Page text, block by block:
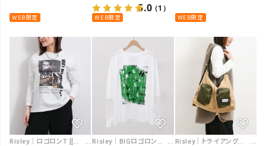
WEB限定
5.0（1）
WEB限定 WEB限定
Risley｜ロゴロンT [[R2601-PLT915]][F] Risley｜BIGロゴロンT [[R2601-BLT925]][F] Risley｜トライアングルポケットBAG [[R2503-TPB42]][F]